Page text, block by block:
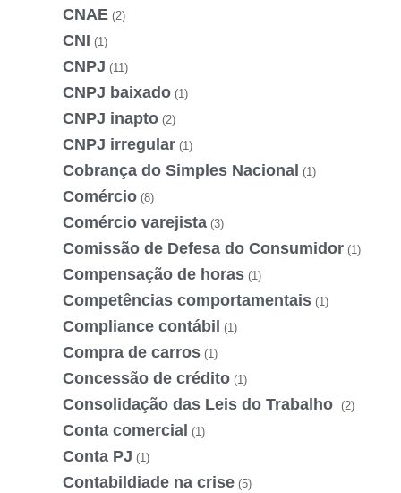
CNAE (2)
CNI (1)
CNPJ (11)
CNPJ baixado (1)
CNPJ inapto (2)
CNPJ irregular (1)
Cobrança do Simples Nacional (1)
Comércio (8)
Comércio varejista (3)
Comissão de Defesa do Consumidor (1)
Compensação de horas (1)
Competências comportamentais (1)
Compliance contábil (1)
Compra de carros (1)
Concessão de crédito (1)
Consolidação das Leis do Trabalho (2)
Conta comercial (1)
Conta PJ (1)
Contabildiade na crise (5)